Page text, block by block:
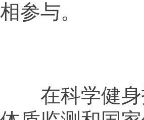
相参与。
在科学健身